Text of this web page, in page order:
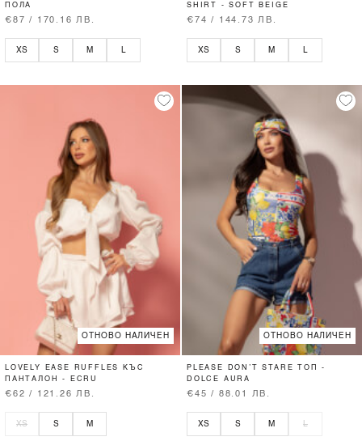
ПОЛА
€87 / 170.16 ЛВ.
XS S M
SHIRT - SOFT BEIGE
€74 / 144.73 ЛВ.
XS S M
ОТНОВО НАЛИЧЕН
LOVELY EASE RUFFLES КЪС
ПАНТАЛОН - ECRU
€62 / 121.26 ЛВ.
XS S M
ОТНОВО НАЛИЧЕН
PLEASE DON’T STARE ТОП -
DOLCE AURA
€45 / 88.01 ЛВ.
XS S M L